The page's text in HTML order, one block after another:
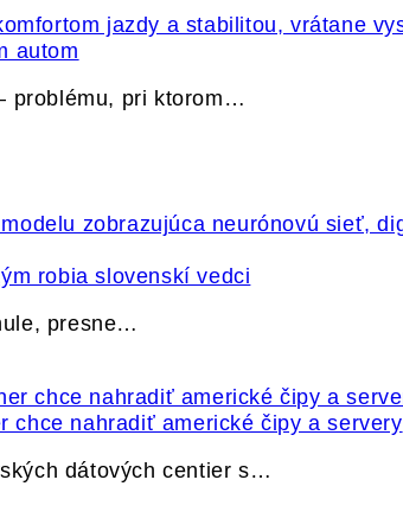
autom
problému, pri ktorom…
robia slovenskí vedci
presne…
chce nahradiť americké čipy a servery
dátových centier s…